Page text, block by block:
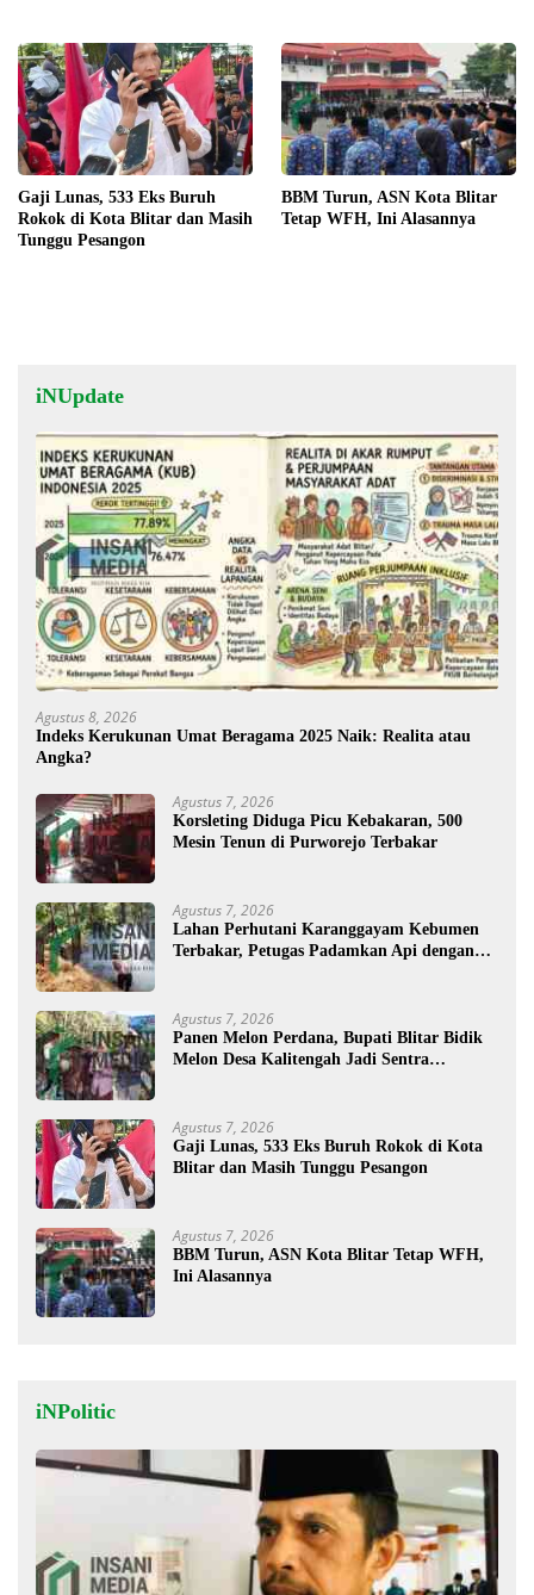
Gaji Lunas, 533 Eks Buruh
Rokok di Kota Blitar dan Masih
Tunggu Pesangon
BBM Turun, ASN Kota Blitar
Tetap WFH, Ini Alasannya
iNUpdate
Agustus 8, 2026
Indeks Kerukunan Umat Beragama 2025 Naik: Realita atau
Angka?
Agustus 7, 2026
Korsleting Diduga Picu Kebakaran, 500
Mesin Tenun di Purworejo Terbakar
Agustus 7, 2026
Lahan Perhutani Karanggayam Kebumen
Terbakar, Petugas Padamkan Api dengan
Agustus 7, 2026
Panen Melon Perdana, Bupati Blitar Bidik
Melon Desa Kalitengah Jadi Sentra
Agustus 7, 2026
Gaji Lunas, 533 Eks Buruh Rokok di Kota
Blitar dan Masih Tunggu Pesangon
Agustus 7, 2026
BBM Turun, ASN Kota Blitar Tetap WFH,
Ini Alasannya
iNPolitic